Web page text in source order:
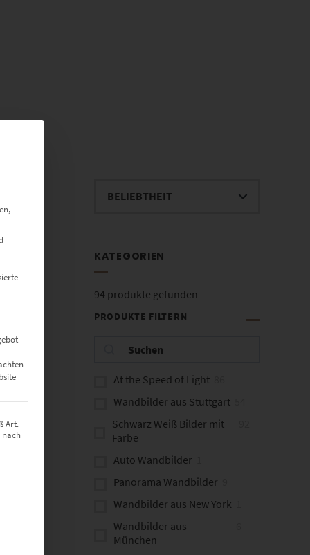
KATEGORIEN
94 produkte gefunden
PRODUKTE FILTERN
At the Speed of Light
Wandbilder aus Stuttgart
Schwarz Weiß Bilder mit
Farbe
Auto Wandbilder
Panorama Wandbilder
Wandbilder aus New York
Wandbilder aus
München
Art.
nach
kann. Die erste Service-Gruppe ist essenziell und kann nicht